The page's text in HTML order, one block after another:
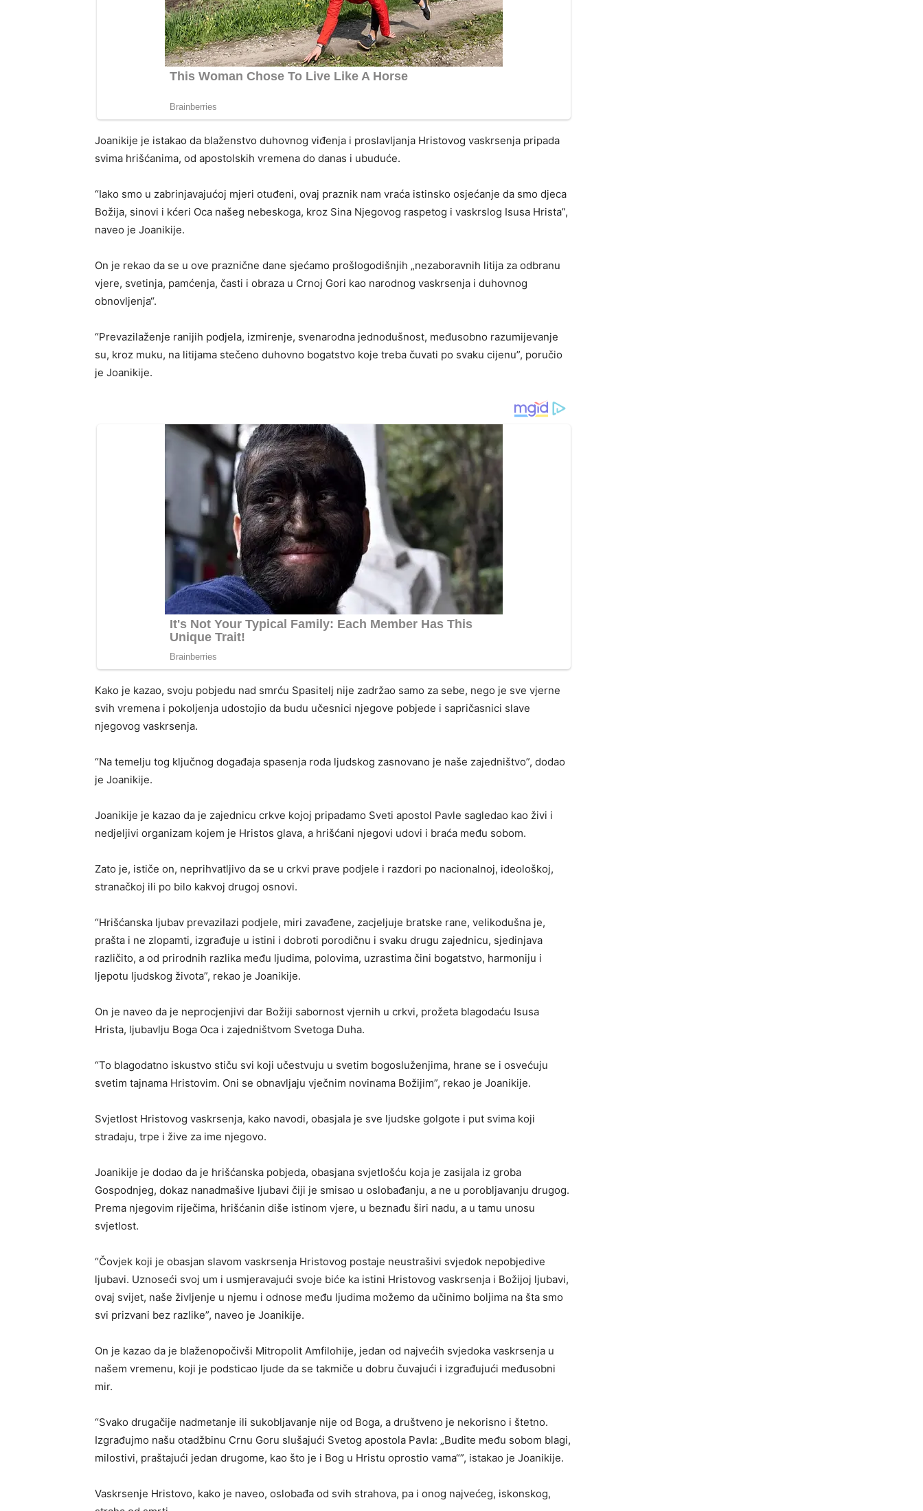
Joanikije je istakao da blaženstvo duhovnog viđenja i proslavljanja Hristovog vaskrsenja pripada
svima hrišćanima, od apostolskih vremena do danas i ubuduće.
“Iako smo u zabrinjavajućoj mjeri otuđeni, ovaj praznik nam vraća istinsko osjećanje da smo djeca
Božija, sinovi i kćeri Oca našeg nebeskoga, kroz Sina Njegovog raspetog i vaskrslog Isusa Hrista”,
naveo je Joanikije.
On je rekao da se u ove praznične dane sjećamo prošlogodišnjih „nezaboravnih litija za odbranu
vjere, svetinja, pamćenja, časti i obraza u Crnoj Gori kao narodnog vaskrsenja i duhovnog
obnovljenja“.
“Prevazilaženje ranijih podjela, izmirenje, svenarodna jednodušnost, međusobno razumijevanje
su, kroz muku, na litijama stečeno duhovno bogatstvo koje treba čuvati po svaku cijenu”, poručio
je Joanikije.
Kako je kazao, svoju pobjedu nad smrću Spasitelj nije zadržao samo za sebe, nego je sve vjerne
svih vremena i pokoljenja udostojio da budu učesnici njegove pobjede i sapričasnici slave
njegovog vaskrsenja.
“Na temelju tog ključnog događaja spasenja roda ljudskog zasnovano je naše zajedništvo”, dodao
je Joanikije.
Joanikije je kazao da je zajednicu crkve kojoj pripadamo Sveti apostol Pavle sagledao kao živi i
nedjeljivi organizam kojem je Hristos glava, a hrišćani njegovi udovi i braća među sobom.
Zato je, ističe on, neprihvatljivo da se u crkvi prave podjele i razdori po nacionalnoj, ideološkoj,
stranačkoj ili po bilo kakvoj drugoj osnovi.
“Hrišćanska ljubav prevazilazi podjele, miri zavađene, zacjeljuje bratske rane, velikodušna je,
prašta i ne zlopamti, izgrađuje u istini i dobroti porodičnu i svaku drugu zajednicu, sjedinjava
različito, a od prirodnih razlika među ljudima, polovima, uzrastima čini bogatstvo, harmoniju i
ljepotu ljudskog života”, rekao je Joanikije.
On je naveo da je neprocjenjivi dar Božiji sabornost vjernih u crkvi, prožeta blagodaću Isusa
Hrista, ljubavlju Boga Oca i zajedništvom Svetoga Duha.
“To blagodatno iskustvo stiču svi koji učestvuju u svetim bogosluženjima, hrane se i osvećuju
svetim tajnama Hristovim. Oni se obnavljaju vječnim novinama Božijim”, rekao je Joanikije.
Svjetlost Hristovog vaskrsenja, kako navodi, obasjala je sve ljudske golgote i put svima koji
stradaju, trpe i žive za ime njegovo.
Joanikije je dodao da je hrišćanska pobjeda, obasjana svjetlošću koja je zasijala iz groba
Gospodnjeg, dokaz nanadmašive ljubavi čiji je smisao u oslobađanju, a ne u porobljavanju drugog.
Prema njegovim riječima, hrišćanin diše istinom vjere, u beznađu širi nadu, a u tamu unosu
svjetlost.
“Čovjek koji je obasjan slavom vaskrsenja Hristovog postaje neustrašivi svjedok nepobjedive
ljubavi. Uznoseći svoj um i usmjeravajući svoje biće ka istini Hristovog vaskrsenja i Božijoj ljubavi,
ovaj svijet, naše življenje u njemu i odnose među ljudima možemo da učinimo boljima na šta smo
svi prizvani bez razlike”, naveo je Joanikije.
On je kazao da je blaženopočivši Mitropolit Amfilohije, jedan od najvećih svjedoka vaskrsenja u
našem vremenu, koji je podsticao ljude da se takmiče u dobru čuvajući i izgrađujući međusobni
mir.
“Svako drugačije nadmetanje ili sukobljavanje nije od Boga, a društveno je nekorisno i štetno.
Izgrađujmo našu otadžbinu Crnu Goru slušajući Svetog apostola Pavla: „Budite među sobom blagi,
milostivi, praštajući jedan drugome, kao što je i Bog u Hristu oprostio vama“”, istakao je Joanikije.
Vaskrsenje Hristovo, kako je naveo, oslobađa od svih strahova, pa i onog najvećeg, iskonskog,